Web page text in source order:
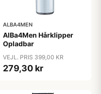
ALBA4MEN
AlBa4Men Hårklipper
Opladbar
VEJL. PRIS 399,00 KR
279,30 kr